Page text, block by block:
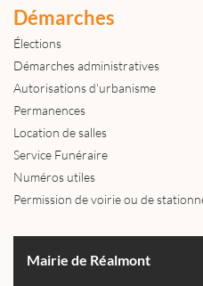
Démarches
Élections
Démarches administratives
Autorisations d'urbanisme
Permanences
Location de salles
Service Funéraire
Numéros utiles
Permission de voirie ou de
Mairie de Réalmont